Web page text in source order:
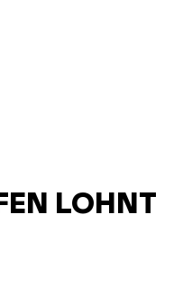
LOHNT